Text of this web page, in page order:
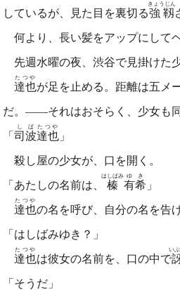
しているが、見た目を裏切る強靱
きょうじん
何より、長い髪をアップにして
先週水曜の夜、渋谷で見掛けた
達也
たつや
が足を止める。距離は五メ
だ。――それはおそらく、少女も同
「 司波
しば
達也
たつや
」
殺し屋の少女が、口を開く。
「あたしの名前は、 榛
はしばみ
有希
ゆき
」
達也
たつや
の名を呼び、自分の名を告げ
「はしばみゆき？」
達也
たつや
は彼女の名前を、口の中で
い
「そうだ」